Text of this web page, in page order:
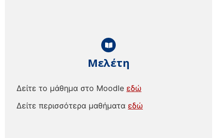
Μελέτη
Δείτε το μάθημα στο Moodle εδώ
Δείτε περισσότερα μαθήματα εδώ